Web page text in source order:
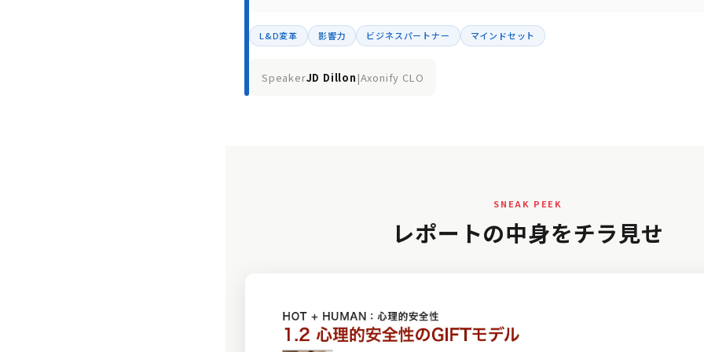
L&D変革 影響力 ビジネスパートナー マインドセット
SpeakerJD Dillon |Axonify CLO
SNEAK PEEK
レポートの中身をチラ見せ